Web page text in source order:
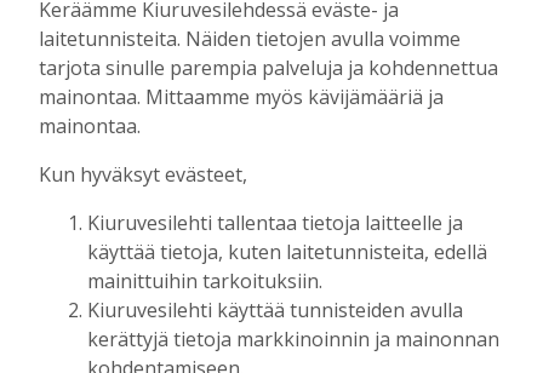
Toimitus 29.7.2026 08:00
Rinnakkaiselosta päällekkäiseloon
Tilaajille
Toimitus
Talkoolaiset eivät ole itsestäänselvyys
Jaana Selander 15.7.2026 08:00
Miksi yksityisellä on lääkäreitä?
Tilaajille
Jaana Selander 8.7.2026 08:00
Keräämme Kiuruvesilehdessä eväste- ja
laitetunnisteita. Näiden tietojen avulla voimme
tarjota sinulle parempia palveluja ja kohdennettua
mainontaa. Mittaamme myös kävijämääriä ja
mainontaa.
Kun hyväksyt evästeet,
Kiuruvesilehti tallentaa tietoja laitteelle ja
käyttää tietoja, kuten laitetunnisteita, edellä
mainittuihin tarkoituksiin.
Kiuruvesilehti käyttää tunnisteiden avulla
kerättyjä tietoja markkinoinnin ja mainonnan
kohdentamiseen.